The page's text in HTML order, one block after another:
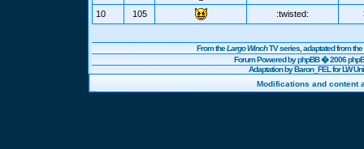
10
105 :twisted:
From theLargo WinchTV series, adaptated from
Forum Powered byphpBB� 2006
Adaptation by Baron_FEL for LW
Modifications and content